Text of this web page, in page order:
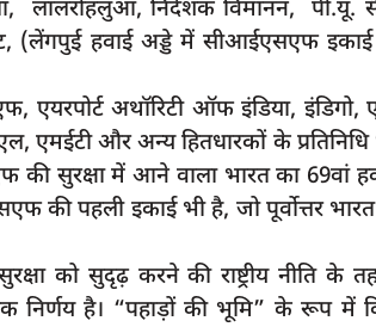
लालरोहलुआ, निदेशक विमानन, पी.यू.
(लेंगपुई हवाई अड्डे में सीआईएसएफ
एयरपोर्ट अथॉरिटी ऑफ इंडिया,
और अन्य हितधारकों के प्रतिनिधि
सुरक्षा में आने वाला भारत का 69वां
की पहली इकाई भी है, जो पूर्वोत्तर
को सुदृढ़ करने की राष्ट्रीय नीति के
है। “पहाड़ों की भूमि” के रूप में
latest